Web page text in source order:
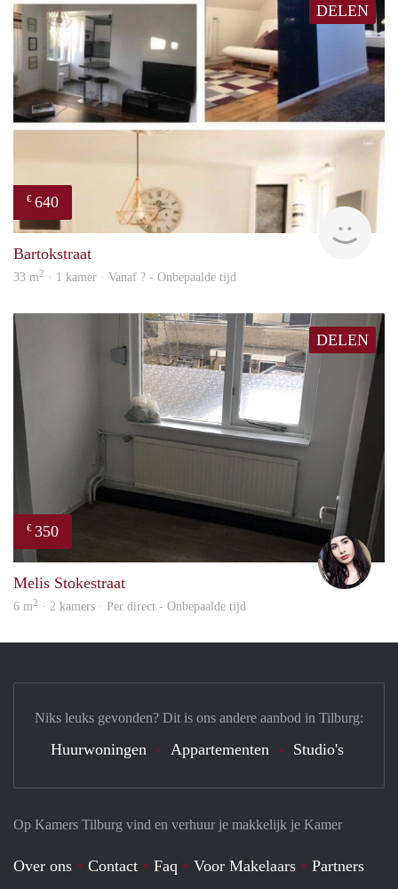
DELEN
€ 640
Bartokstraat
33 m2 · 1 kamer · Vanaf ? - Onbepaalde tijd
DELEN
€ 350
Melis Stokestraat
6 m2 · 2 kamers · Per direct - Onbepaalde tijd
Op Kamers Tilburg vind en verhuur je makkelijk je Kamer
Over ons Contact Faq Voor Makelaars Partners
Niks leuks gevonden? Dit is ons andere aanbod in Tilburg:
Huurwoningen Appartementen Studio's